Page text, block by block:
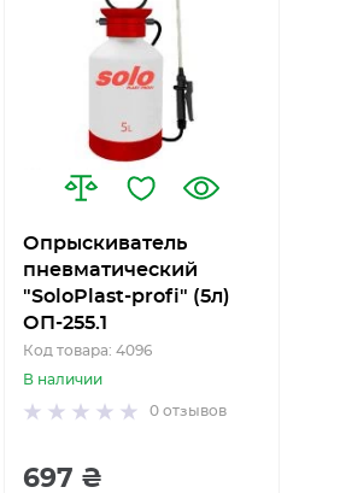
Опрыскиватель
пневматический
"SoloPlast-profi" (5л)
ОП-255.1
Код товара: 4096
В наличии
0 отзывов
697 ₴